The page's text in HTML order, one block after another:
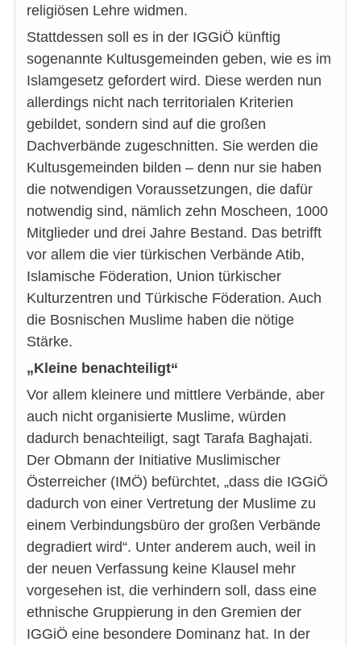
religiösen Lehre widmen.
Stattdessen soll es in der IGGiÖ künftig
sogenannte Kultusgemeinden geben, wie es im
Islamgesetz gefordert wird. Diese werden nun
allerdings nicht nach territorialen Kriterien
gebildet, sondern sind auf die großen
Dachverbände zugeschnitten. Sie werden die
Kultusgemeinden bilden – denn nur sie haben
die notwendigen Voraussetzungen, die dafür
notwendig sind, nämlich zehn Moscheen, 1000
Mitglieder und drei Jahre Bestand. Das betrifft
vor allem die vier türkischen Verbände Atib,
Islamische Föderation, Union türkischer
Kulturzentren und Türkische Föderation. Auch
die Bosnischen Muslime haben die nötige
Stärke.
„Kleine benachteiligt“
Vor allem kleinere und mittlere Verbände, aber
auch nicht organisierte Muslime, würden
dadurch benachteiligt, sagt Tarafa Baghajati.
Der Obmann der Initiative Muslimischer
Österreicher (IMÖ) befürchtet, „dass die IGGiÖ
dadurch von einer Vertretung der Muslime zu
einem Verbindungsbüro der großen Verbände
degradiert wird“. Unter anderem auch, weil in
der neuen Verfassung keine Klausel mehr
vorgesehen ist, die verhindern soll, dass eine
ethnische Gruppierung in den Gremien der
IGGiÖ eine besondere Dominanz hat. In der